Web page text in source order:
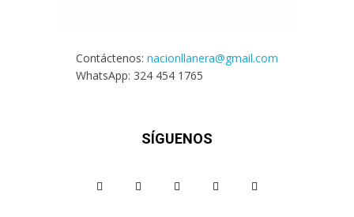
Contáctenos: nacionllanera@gmail.com
WhatsApp: 324 454 1765
SÍGUENOS